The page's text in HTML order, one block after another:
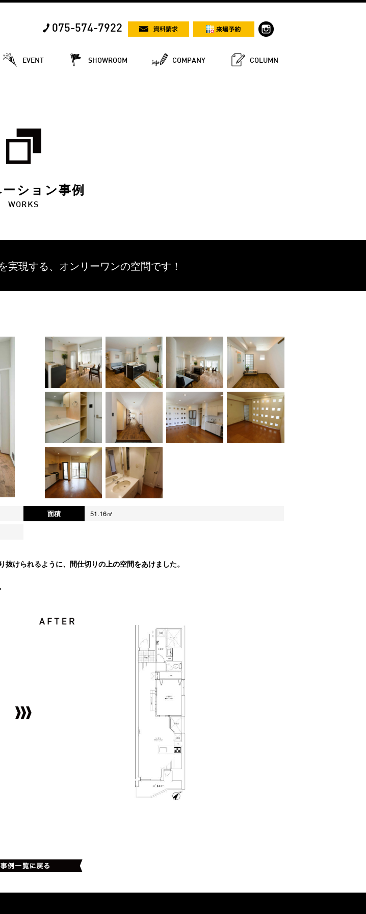
075-574-7922
EVENT SHOWROOM COMPANY COLUMN
ション事例
WORKS
実現する、 オンリーワンの空間です！
面積
51.16㎡
けられるように、間仕切りの上の空間をあけました。